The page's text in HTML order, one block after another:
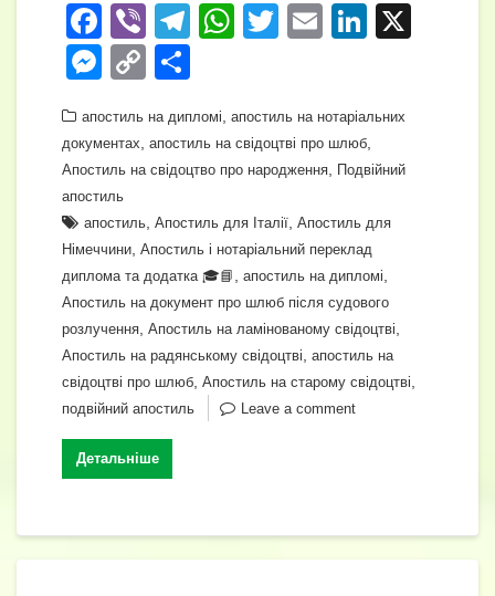
F
a
c
e
b
o
o
k
Vi
b
er
T
gr
a
W
s
A
p
T
er
E
Li
e
dI
M
ss
e
n
g
er
C
p
y
n
k
ді
л
т
и
с
я
апостиль на дипломі, апостиль на нотаріальних
документах, апостиль на свідоцтві про шлюб,
Апостиль на свідоцтво про народження, Подвійний
апостиль
апостиль, Апостиль для Італії, Апостиль для
Німеччини, Апостиль і нотаріальний переклад
диплома та додатка 🎓📘 , апостиль на дипломі,
Апостиль на документ про шлюб після судового
розлучення, Апостиль на ламінованому свідоцтві,
Апостиль на радянському свідоцтві, апостиль на
свідоцтві про шлюб, Апостиль на старому свідоцтві,
подвійний апостиль Leave a comment
Детальніше